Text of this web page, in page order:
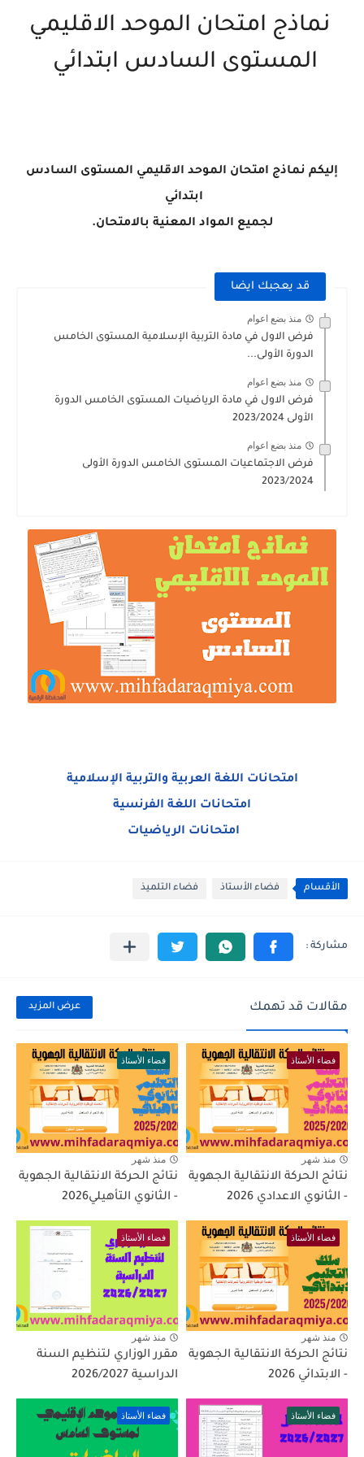
نماذج امتحان الموحد الاقليمي
المستوى السادس ابتدائي
إليكم نماذج امتحان الموحد الاقليمي المستوى السادس
ابتدائي
لجميع المواد المعنية بالامتحان.
قد يعجبك ايضا
منذ بضع اعوام
فرض الاول في مادة التربية الإسلامية المستوى الخامس
الدورة الأولى...
منذ بضع اعوام
فرض الاول في مادة الرياضيات المستوى الخامس الدورة
الأولى 2023/2024
منذ بضع اعوام
فرض الاجتماعيات المستوى الخامس الدورة الأولى
2023/2024
امتحانات اللغة العربية والتربية الإسلامية
امتحانات اللغة الفرنسية
امتحانات الرياضيات
الأقسام فضاء الأستاذ فضاء التلميذ
مقالات قد تهمك عرض المزيد
فضاء الأستاذ
منذ شهر
نتائج الحركة الانتقالية الجهوية
- الثانوي الاعدادي 2026
فضاء الأستاذ
منذ شهر
نتائج الحركة الانتقالية الجهوية
- الثانوي التأهيلي2026
فضاء الأستاذ
منذ شهر
نتائج الحركة الانتقالية الجهوية
- الابتدائي 2026
فضاء الأستاذ
منذ شهر
مقرر الوزاري لتنظيم السنة
الدراسية 2026/2027
فضاء الأستاذ فضاء الأستاذ